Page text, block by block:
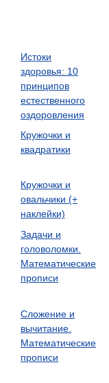
Истоки
здоровья: 10
принципов
естественного
оздоровления
Кружочки и
квадратики
Кружочки и
овальчики (+
наклейки)
Задачи и
головоломки.
Математические
прописи
Сложение и
вычитание.
Математические
прописи